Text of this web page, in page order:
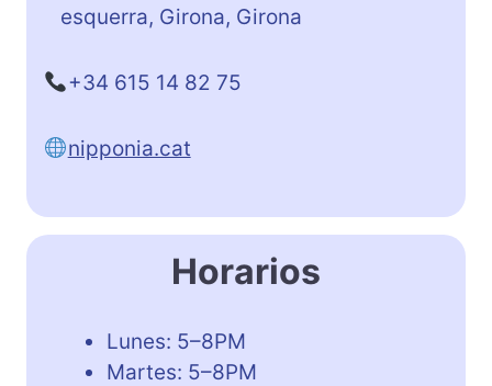
esquerra, Girona, Girona
+34 615 14 82 75
nipponia.cat
Horarios
Lunes: 5–8PM
Martes: 5–8PM